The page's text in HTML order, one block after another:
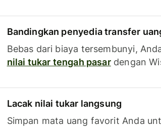
Bandingkan penyedia transfer
Bebas dari biaya tersembunyi,
nilai tukar tengah pasardengan
Lacak nilai tukar langsung
Simpan mata uang favorit Anda